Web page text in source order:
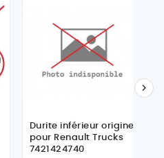
Durite inférieur origine
pour Renault Trucks
7421424740
